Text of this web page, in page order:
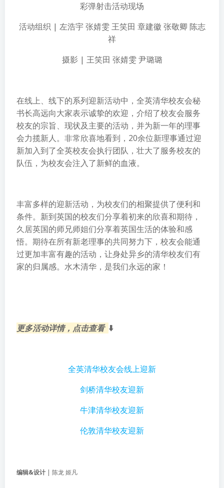
彩弹射击活动现场
活动组织 | 左浩宇 张婧雯 王笑田 章建徽 张敬卿 陈志
祥
摄影 | 王笑田 张婧雯 尹璐璐
在线上、线下的系列迎新活动中，全英清华校友会秘
书长高远向大家表示诚挚的欢迎，介绍了校友会服务
校友的宗旨、现状及主要的活动，并为新一年的理事
会力揽新人。非常欣喜地看到，20余位新理事通过迎
新加入到了全英校友会执行团队，壮大了服务校友的
队伍，为校友会注入了新鲜的血液。
丰富多样的迎新活动，为校友们的相聚提供了便利和
条件。新到英国的校友们分享着初来的欣喜和期待，
久居英国的师兄师姐们分享着英国生活的体验和感
悟。期待在所有新老理事的共同努力下，校友会能通
过更加丰富有趣的活动，让身处异乡的清华校友们有
家的归属感。水木清华，是我们永远的家！
更多活动详情，点击查看 ⬇️
全英清华校友会线上迎新
剑桥清华校友迎新
牛津清华校友迎新
伦敦清华校友迎新
编辑&设计 | 陈龙 姬凡